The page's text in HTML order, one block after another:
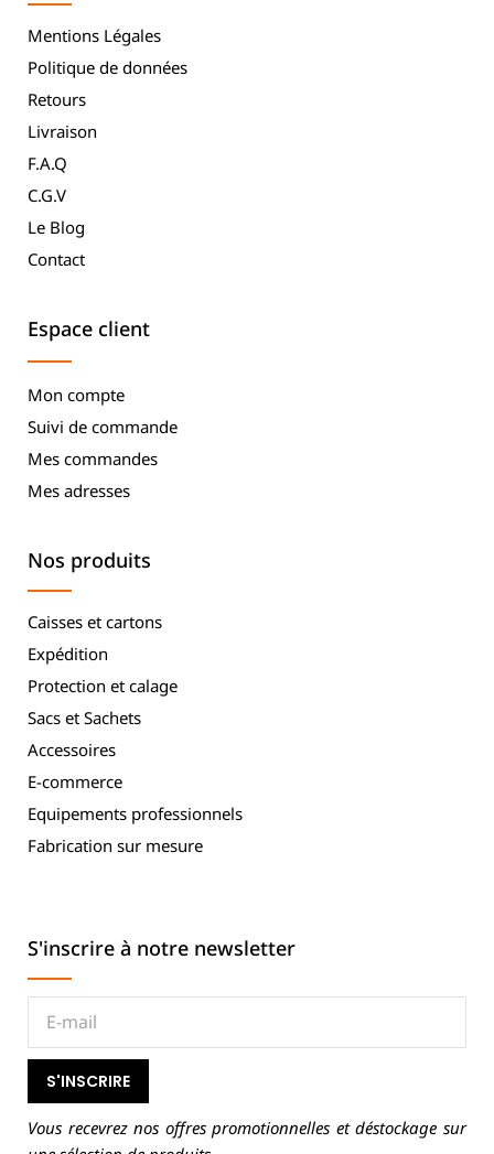
Mentions Légales
Politique de données
Retours
Livraison
F.A.Q
C.G.V
Le Blog
Contact
Espace client
Mon compte
Suivi de commande
Mes commandes
Mes adresses
Nos produits
Caisses et cartons
Expédition
Protection et calage
Sacs et Sachets
Accessoires
E-commerce
Equipements professionnels
Fabrication sur mesure
S'inscrire à notre newsletter
S'INSCRIRE
Vous recevrez nos offres promotionnelles et déstockage sur